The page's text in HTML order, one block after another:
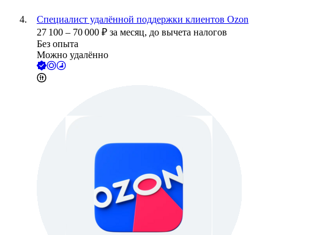
Специалист удалённой поддержки клиентов Ozon
27 100 – 70 000 ₽ за месяц, до вычета налогов
Без опыта
Можно удалённо